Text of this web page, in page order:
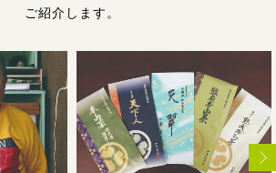
ご紹介します。